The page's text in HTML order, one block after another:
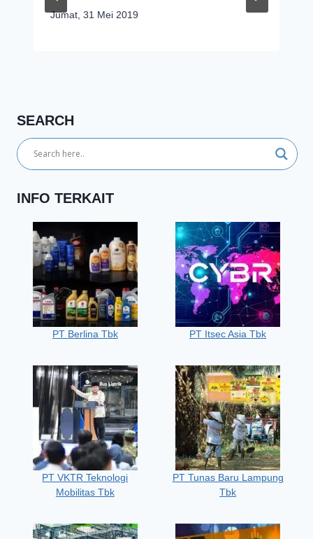
Jumat, 31 Mei 2019
SEARCH
INFO TERKAIT
PT Berlina Tbk PT Itsec Asia Tbk
PT VKTR Teknologi
Mobilitas Tbk
PT Tunas Baru Lampung
Tbk